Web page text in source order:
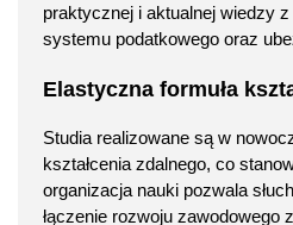
praktycznej i aktualnej wiedzy
systemu podatkowego oraz
Elastyczna formuła
Studia realizowane są w
kształcenia zdalnego, co
organizacja nauki pozwala
łączenie rozwoju zawodowego